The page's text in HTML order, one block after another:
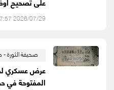
2026/07/29 07:57 م
صحيفة الثورة -
عرض عسكري
المفتوحة في